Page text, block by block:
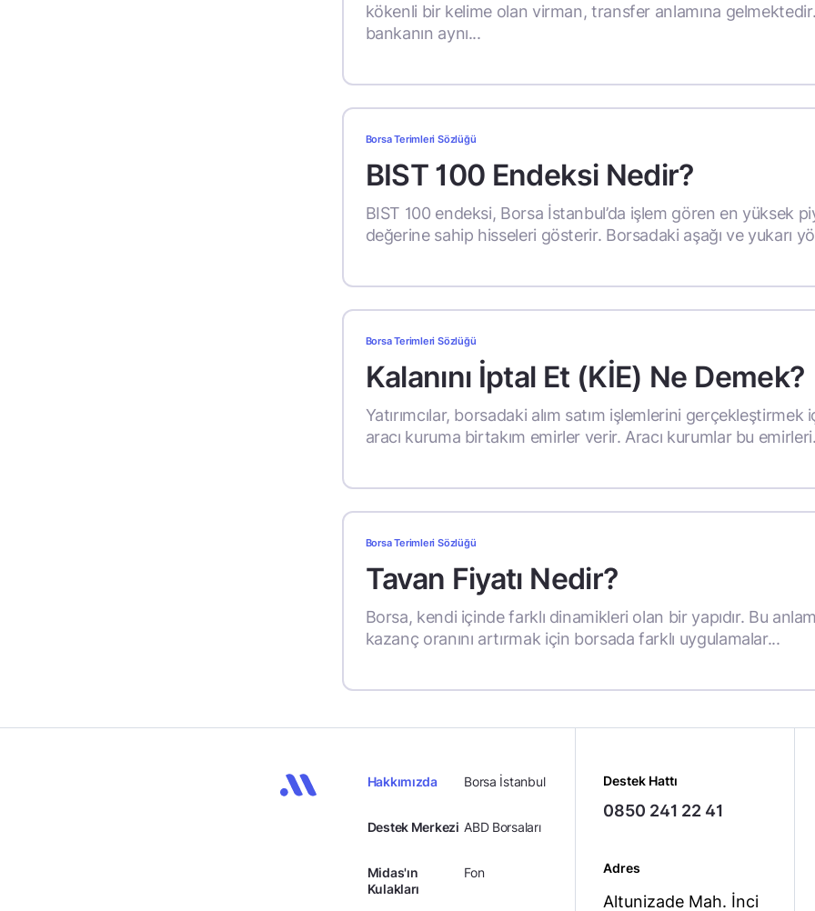
kökenli bir kelime olan virman, transfer anlamına
bankanın aynı...
Borsa Terimleri Sözlüğü
BIST 100 Endeksi Nedir?
BIST 100 endeksi, Borsa İstanbul’da işlem gören en yüksek
değerine sahip hisseleri gösterir. Borsadaki aşağı ve yukarı
Borsa Terimleri Sözlüğü
Kalanını İptal Et (KİE) Ne Demek?
Yatırımcılar, borsadaki alım satım işlemlerini gerçekleştirmek
aracı kuruma birtakım emirler verir. Aracı kurumlar bu
Borsa Terimleri Sözlüğü
Tavan Fiyatı Nedir?
Borsa, kendi içinde farklı dinamikleri olan bir yapıdır. Bu
kazanç oranını artırmak için borsada farklı uygulamalar...
Hakkımızda
Destek Merkezi
Midas'ın
Kulakları
Borsa İstanbul
ABD Borsaları
Fon
Destek Hattı
0850 241 22 41
Adres
Altunizade Mah. İnci